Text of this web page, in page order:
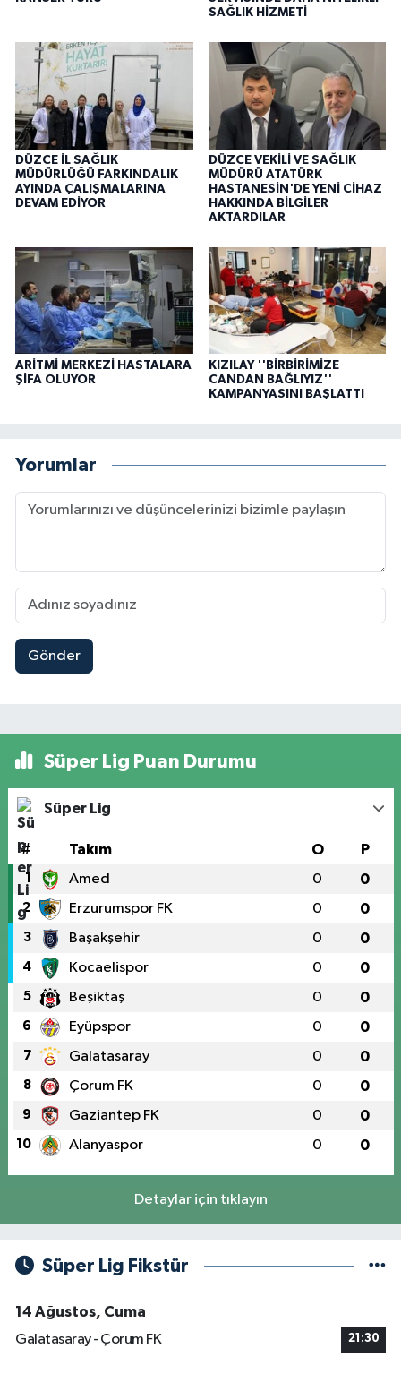
SAĞLIK HİZMETİ
DÜZCE İL SAĞLIK
MÜDÜRLÜĞÜ FARKINDALIK
AYINDA ÇALIŞMALARINA
DEVAM EDİYOR
DÜZCE VEKİLİ VE SAĞLIK
MÜDÜRÜ ATATÜRK
HASTANESİN'DE YENİ CİHAZ
HAKKINDA BİLGİLER
AKTARDILAR
ARİTMİ MERKEZİ HASTALARA
ŞİFA OLUYOR
KIZILAY ''BİRBİRİMİZE
CANDAN BAĞLIYIZ''
KAMPANYASINI BAŞLATTI
Yorumlar
Gönder
Süper Lig Puan Durumu
Süper Lig
# Takım O P
1 Amed 0 0
2 Erzurumspor FK 0 0
3 Başakşehir 0 0
4 Kocaelispor 0 0
5 Beşiktaş 0 0
6 Eyüpspor 0 0
7 Galatasaray 0 0
8 Çorum FK 0 0
9 Gaziantep FK 0 0
10 Alanyaspor 0 0
Detaylar için tıklayın
Süper Lig Fikstür
14 Ağustos, Cuma
Galatasaray - Çorum FK
21:30